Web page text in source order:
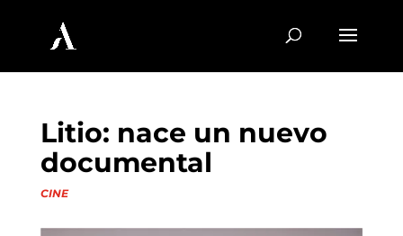
Litio: nace un nuevo
documental
CINE